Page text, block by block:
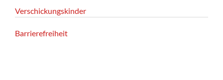
Verschickungskinder
Barrierefreiheit